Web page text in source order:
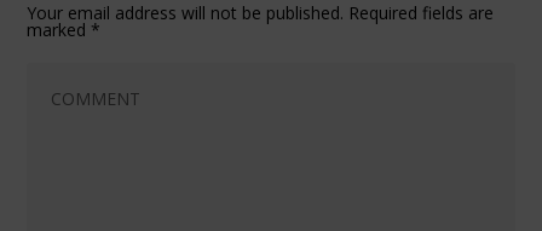
Your email address will not be published. Required fields are
marked *